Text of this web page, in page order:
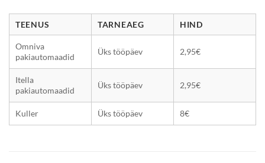
TEENUS TARNEAEG HIND
Omniva
pakiautomaadid
Üks tööpäev 2,95€
Itella
pakiautomaadid
Üks tööpäev 2,95€
Kuller Üks tööpäev 8€